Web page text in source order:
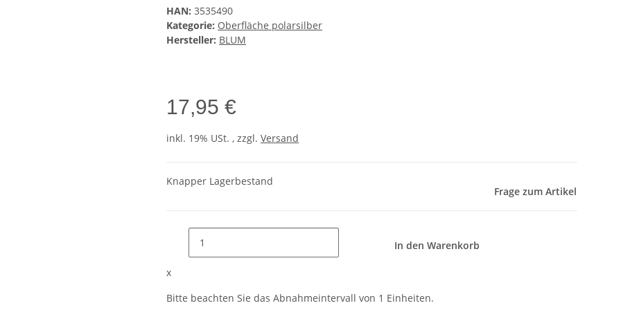
HAN: 3535490
Kategorie: Oberfläche polarsilber
Hersteller: BLUM
17,95 €
inkl. 19% USt. , zzgl. Versand
Knapper Lagerbestand
Frage zum Artikel
In den Warenkorb
x
Bitte beachten Sie das Abnahmeintervall von 1 Einheiten.